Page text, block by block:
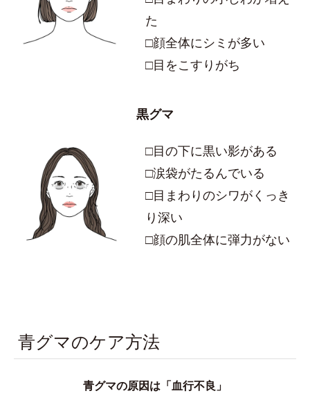
た
□顔全体にシミが多い
□目をこすりがち
黒グマ
□目の下に黒い影がある
□涙袋がたるんでいる
□目まわりのシワがくっき
り深い
□顔の肌全体に弾力がない
青グマのケア方法
青グマの原因は「血行不良」